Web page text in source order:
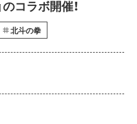
コラボ開催！
北斗の拳